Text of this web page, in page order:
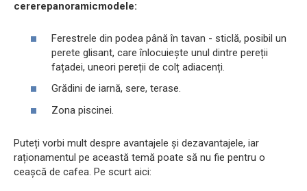
cererepanoramicmodele:
Ferestrele din podea până în tavan - sticlă, posibil un
perete glisant, care înlocuiește unul dintre pereții
fațadei, uneori pereții de colț adiacenți.
Grădini de iarnă, sere, terase.
Zona piscinei.
Puteți vorbi mult despre avantajele și dezavantajele, iar
raționamentul pe această temă poate să nu fie pentru o
ceașcă de cafea. Pe scurt aici: